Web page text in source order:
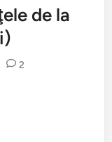
de la
2